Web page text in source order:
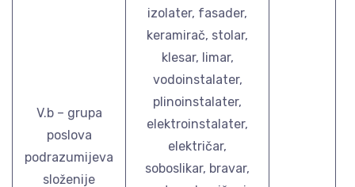
V.b – grupa
poslova
podrazumijeva
složenije
izolater, fasader,
keramirač, stolar,
klesar, limar,
vodoinstalater,
plinoinstalater,
elektroinstalater,
električar,
soboslikar, bravar,